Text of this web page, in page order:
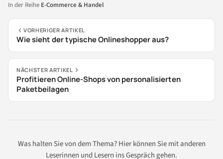
In der Reihe E-Commerce & Handel
VORHERIGER ARTIKEL
Wie sieht der typische Onlineshopper aus?
NÄCHSTER ARTIKEL
Profitieren Online-Shops von personalisierten
Paketbeilagen
Was halten Sie von dem Thema? Hier können Sie mit anderen
Leserinnen und Lesern ins Gespräch gehen.